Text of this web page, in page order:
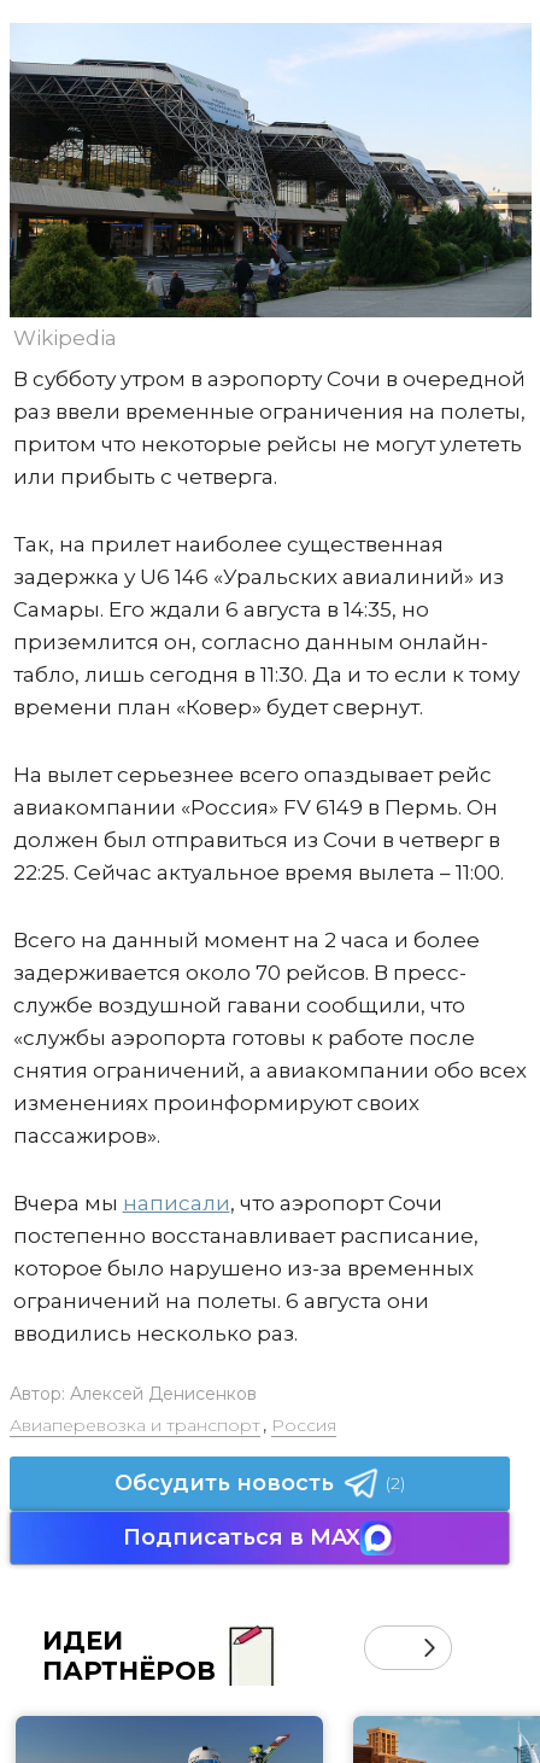
Wikipedia
В субботу утром в аэропорту Сочи в очередной
раз ввели временные ограничения на полеты,
притом что некоторые рейсы не могут улететь
или прибыть с четверга.
Так, на прилет наиболее существенная
задержка у U6 146 «Уральских авиалиний» из
Самары. Его ждали 6 августа в 14:35, но
приземлится он, согласно данным онлайн-
табло, лишь сегодня в 11:30. Да и то если к тому
времени план «Ковер» будет свернут.
На вылет серьезнее всего опаздывает рейс
авиакомпании «Россия» FV 6149 в Пермь. Он
должен был отправиться из Сочи в четверг в
22:25. Сейчас актуальное время вылета – 11:00.
Всего на данный момент на 2 часа и более
задерживается около 70 рейсов. В пресс-
службе воздушной гавани сообщили, что
«службы аэропорта готовы к работе после
снятия ограничений, а авиакомпании обо всех
изменениях проинформируют своих
пассажиров».
Вчера мы написали, что аэропорт Сочи
постепенно восстанавливает расписание,
которое было нарушено из-за временных
ограничений на полеты. 6 августа они
вводились несколько раз.
Автор: Алексей Денисенков
Авиаперевозка и транспорт, Россия
Обсудить новость (2)
Подписаться в MAX
ИДЕИ
ПАРТНЁРОВ